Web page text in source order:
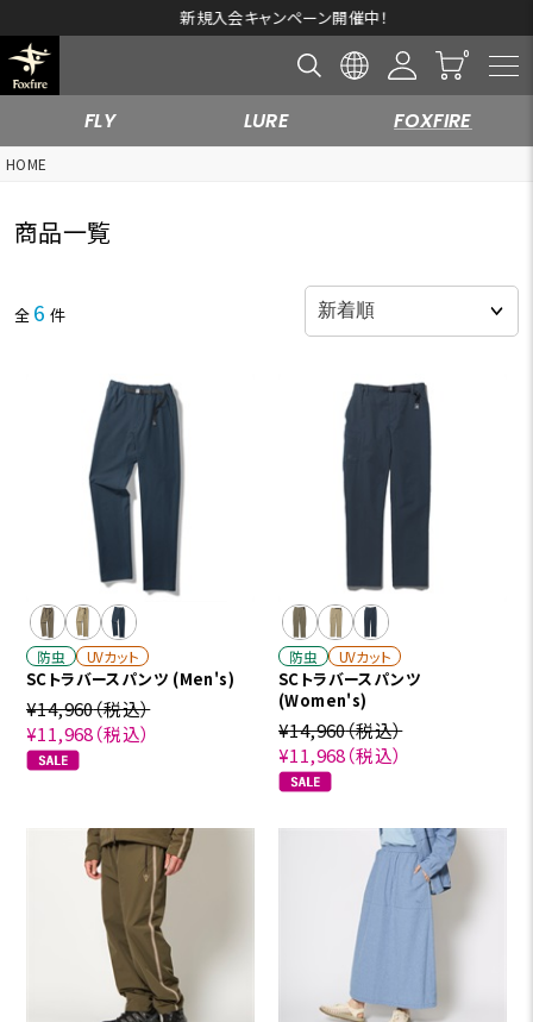
新規入会キャンペーン開催中！
FLY LURE FOXFIRE
HOME
商品一覧
全 6 件
防虫 UVカット
SCトラバースパンツ (Men's)
¥14,960（税込）
¥11,968（税込）
防虫 UVカット
SCトラバースパンツ
(Women's)
¥14,960（税込）
¥11,968（税込）